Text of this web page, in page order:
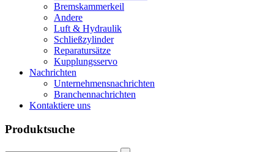
Bremskammerkeil
Andere
Luft & Hydraulik
Schließzylinder
Reparatursätze
Kupplungsservo
Nachrichten
Unternehmensnachrichten
Branchennachrichten
Kontaktiere uns
Produktsuche